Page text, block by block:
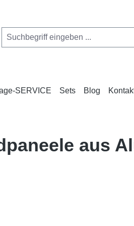
SERVICE Sets Blog
aus